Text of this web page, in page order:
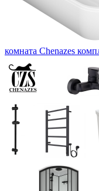
комната Chenazes